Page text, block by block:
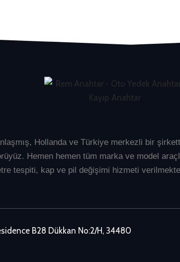
Hollanda ve Türkiye merkezli bir
Hemen hemen tüm marka ve model
tespiti, kap ve pil değişimi hizmeti
B28 Dükkan No:2/H, 34480